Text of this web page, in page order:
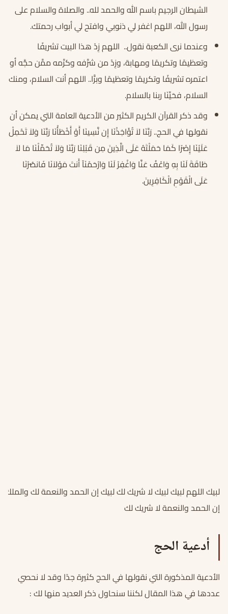
الشيطان الرجيم باسم الله والحمد لله.. والصلاة والسلام على
رسول الله، اللهم اغفر لي ذنوبي وافتح لي أبواب رحمتك.
وعندما نرى الكعبة نقول.. اللهم زِدْ هذا البيت تشريفًا
وتعظيمًا وتكريمًا ومهابة، وزِدْ من شرَّفه وكرَّمه ممَّن حجَّه أو
اعتمره تشريفًا وتكريمًا وتعظيمًا وبرًّا.. اللهم أنت السلام، ومنك
السلام، فحَيِّنَا ربنا بالسلام.
وقد ذكر القرآن الكريم الكثير من الأدعية العامة التي يمكن أن
نقولها في الحج.. رَبَّنَا لاَ تُؤَاخِذْنَا إِن نَّسِينَا أَوْ أَخْطَأْنَا رَبَّنَا وَلاَ تَحْمِلْ
عَلَيْنَا إِصْرًا كَمَا حَمَلْتَهُ عَلَى الَّذِينَ مِن قَبْلِنَا رَبَّنَا وَلاَ تُحَمِّلْنَا مَا لاَ
طَاقَةَ لَنَا بِهِ وَاعْفُ عَنَّا وَاغْفِرْ لَنَا وَارْحَمْنَآ أَنتَ مَوْلاَنَا فَانصُرْنَا
عَلَى الْقَوْمِ الْكَافِرِينَ.
لبيك اللهم لبيك لبيك لا شريك لك لبيك إن الحمد والنعمة لك والملك
إن الحمد والنعمة لا شريك لك
أدعية الحج
الأدعية المذكورة التي نقولها في الحج كثيرة جدًا وقد لا نحصي
عددها في هذا المقال لكننا سنحاول ذكر العديد منها لك :